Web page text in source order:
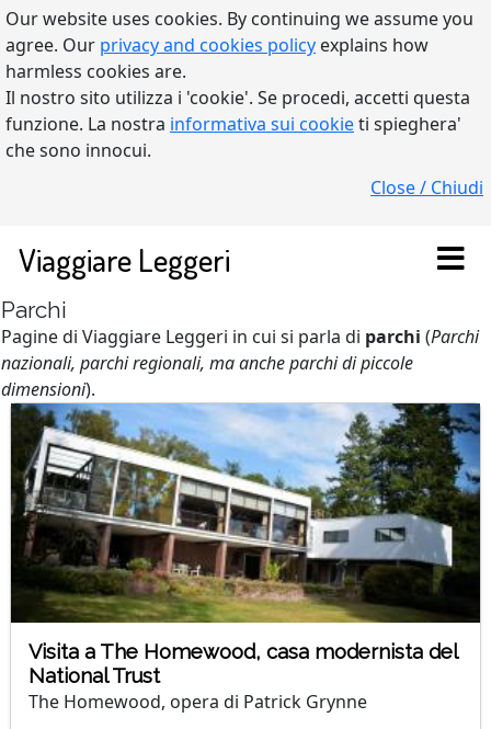
Our website uses cookies. By continuing we assume you
agree. Our privacy and cookies policy explains how
harmless cookies are.
Il nostro sito utilizza i 'cookie'. Se procedi, accetti questa
funzione. La nostra informativa sui cookieti spieghera'
che sono innocui.
Close / Chiudi
Viaggiare Leggeri
Parchi
Pagine di Viaggiare Leggeri in cui si parla di parchi (Parchi
nazionali, parchi regionali, ma anche parchi di piccole
dimensioni).
Visita a The Homewood, casa modernista del
National Trust
The Homewood, opera di Patrick Grynne